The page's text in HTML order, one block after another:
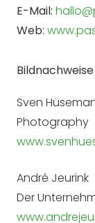
E-Mail:
Web:
Bildnachweise
Sven
Photography
André Jeurink
Der